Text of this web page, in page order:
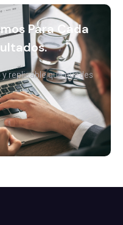
Para Cada
replicable que puedes